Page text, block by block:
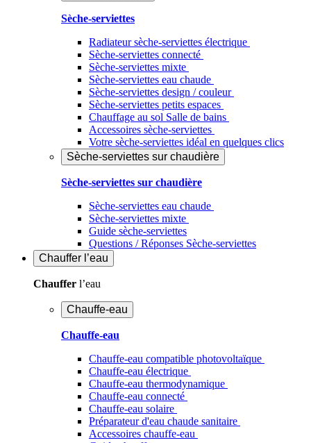
Sèche-serviettes
Radiateur sèche-serviettes électrique
Sèche-serviettes connecté
Sèche-serviettes mixte
Sèche-serviettes eau chaude
Sèche-serviettes design / couleur
Sèche-serviettes petits espaces
Chauffage au sol Salle de bains
Accessoires sèche-serviettes
Votre sèche-serviettes idéal en quelques clics
Sèche-serviettes sur chaudière
Sèche-serviettes sur chaudière
Sèche-serviettes eau chaude
Sèche-serviettes mixte
Guide sèche-serviettes
Questions / Réponses Sèche-serviettes
Chauffer l’eau
Chauffer l’eau
Chauffe-eau
Chauffe-eau
Chauffe-eau compatible photovoltaïque
Chauffe-eau électrique
Chauffe-eau thermodynamique
Chauffe-eau connecté
Chauffe-eau solaire
Préparateur d'eau chaude sanitaire
Accessoires chauffe-eau